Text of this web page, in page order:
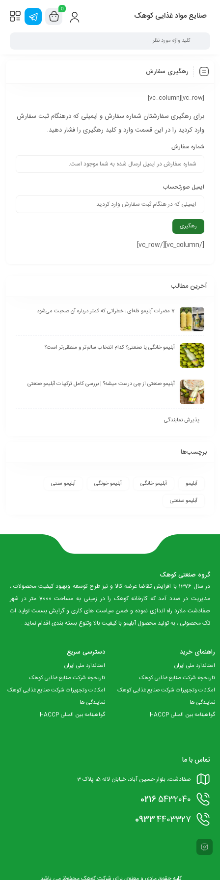
صنایع مواد غذایی کوهک
0
رهگیری سفارش
[vc_row][vc_column]
برای رهگیری سفارشتان شماره سفارش و ایمیلی که درهنگام ثبت سفارش
وارد کردید را در این قسمت وارد و کلید رهگیری را فشار دهید.
شماره سفارش
ایمیل صورتحساب
رهگیری
[/vc_column][/vc_row]
آخرین مطالب
7 مضرات آبلیمو فله‌ای ؛ خطراتی که کمتر درباره آن صحبت می‌شود
آبلیمو خانگی یا صنعتی؟ کدام انتخاب سالم‌تر و منطقی‌تر است؟
آبلیمو صنعتی از چی درست میشه؟ | بررسی کامل ترکیبات آبلیمو صنعتی
پذیرش نمایندگی
برچسب‌ها
آبلیمو آبلیمو خانگی آبلیمو خونگی
آبلیمو سنتی
آبلیمو صنعتی
گروه صنعتی کوهک
در سال 1376 با افزایش تقاضا عرضه کالا و نیز طرح توسعه وبهبود کیفیت محصولات ،
مدیریت در صدد آمد که کارخانه کوهک را در زمینی به مساحت 7000 متر در شهر
صفادشت ملارد راه اندازی نموده و ضمن سیاست های کاری و گرایش بسمت تولید ات
تک محصولی ، به تولید محصول آبلیمو با کیفیت بالا وتنوع بسته بندی اقدام نماید .
راهنمای خرید
استاندارد ملی ایران
تاریخچه شرکت صنایع غذایی کوهک
امکانات وتجهیزات شرکت صنایع غذایی کوهک
نمایندگی ها
گواهینامه بین المللی HACCP
دسترسی سریع
استاندارد ملی ایران
تاریخچه شرکت صنایع غذایی کوهک
امکانات وتجهیزات شرکت صنایع غذایی کوهک
نمایندگی ها
گواهینامه بین المللی HACCP
تماس با ما
صفادشت، بلوار حسین آباد، خیابان لاله 5، پلاک 3
02165432040
09334403327